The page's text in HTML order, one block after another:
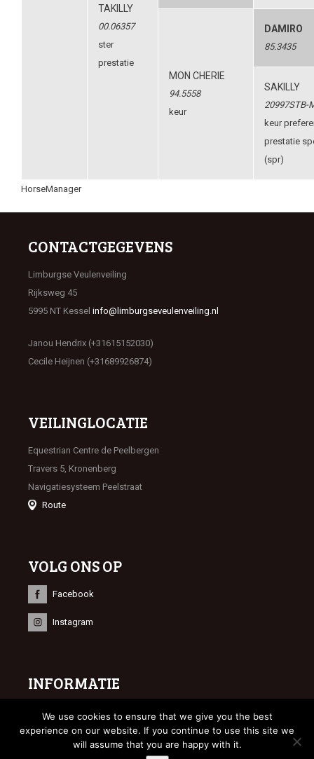
TAKILLY
00.06357
ster
prestatie
MON CHERIE
94.5558
keur
DAMIRO
85.3435
SAKILLY
20997STB-
keur
prestatie
(spr)
HorseManager
CONTACTGEGEVENS
Limburgse Veulenveiling
Rijksweg 45
5995 NT Kessel info@limburgseveulenveiling.nl
Janou Hendrix (+31615152030)
Cecile Heijnen (+31689926874)
VEILINGLOCATIE
Equestrian Centre de Peelbergen
Travers 5, Kronenberg
Navigatiesysteem Peelstraat
Route
VOLG ONS OP
Facebook
Instagram
INFORMATIE
© 2023 Limburgse Veulenveiling
WebdesignBonsai media
We use cookies to ensure that we give you the best
experience on our website. If you continue to use this site we
will assume that you are happy with it.